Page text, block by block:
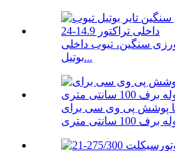
سنگین، تیوب داخلی
بوتیل...
40 اینچی با پوشش پی وی سی برای
برف 100 سانتی متری